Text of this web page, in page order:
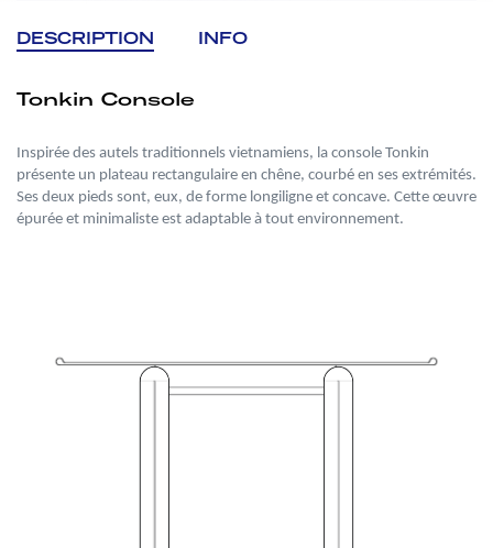
DESCRIPTION INFO
Tonkin Console
Inspirée des autels traditionnels vietnamiens, la console Tonkin
présente un plateau rectangulaire en chêne, courbé en ses extrémités.
Ses deux pieds sont, eux, de forme longiligne et concave. Cette œuvre
épurée et minimaliste est adaptable à tout environnement.